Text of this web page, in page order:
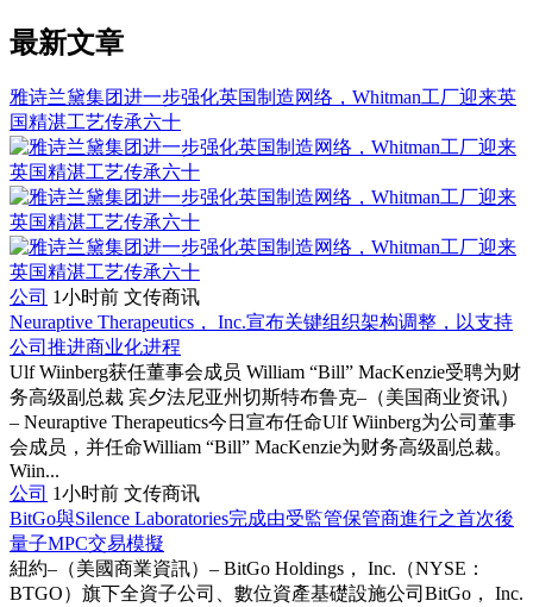
最新文章
雅诗兰黛集团进一步强化英国制造网络，Whitman工厂迎来英
国精湛工艺传承六十
公司 1小时前 文传商讯
Neuraptive Therapeutics， Inc.宣布关键组织架构调整，以支持
公司推进商业化进程
Ulf Wiinberg获任董事会成员 William “Bill” MacKenzie受聘为财
务高级副总裁 宾夕法尼亚州切斯特布鲁克–（美国商业资讯）
– Neuraptive Therapeutics今日宣布任命Ulf Wiinberg为公司董事
会成员，并任命William “Bill” MacKenzie为财务高级副总裁。
Wiin...
公司 1小时前 文传商讯
BitGo與Silence Laboratories完成由受監管保管商進行之首次後
量子MPC交易模擬
紐約–（美國商業資訊）– BitGo Holdings， Inc.（NYSE：
BTGO）旗下全資子公司、數位資產基礎設施公司BitGo， Inc.